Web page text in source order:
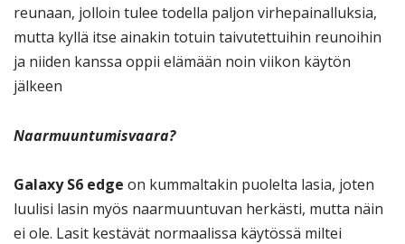
reunaan, jolloin tulee todella paljon virhepainalluksia,
mutta kyllä itse ainakin totuin taivutettuihin reunoihin
ja niiden kanssa oppii elämään noin viikon käytön
jälkeen
Naarmuuntumisvaara?
Galaxy S6 edge on kummaltakin puolelta lasia, joten
luulisi lasin myös naarmuuntuvan herkästi, mutta näin
ei ole. Lasit kestävät normaalissa käytössä miltei